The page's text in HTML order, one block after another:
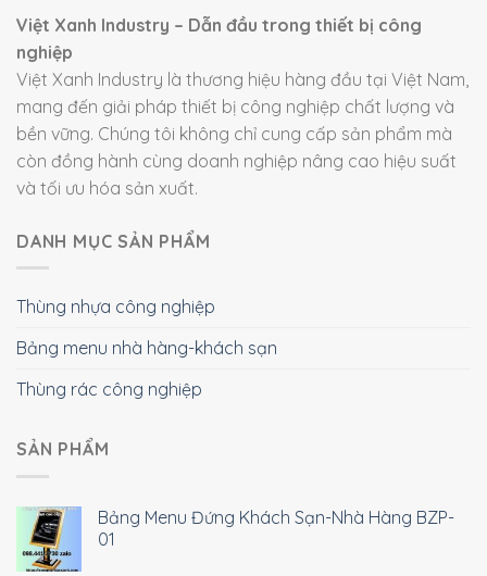
Việt Xanh Industry – Dẫn đầu trong thiết bị công
nghiệp
Việt Xanh Industry là thương hiệu hàng đầu tại Việt Nam,
mang đến giải pháp thiết bị công nghiệp chất lượng và
bền vững. Chúng tôi không chỉ cung cấp sản phẩm mà
còn đồng hành cùng doanh nghiệp nâng cao hiệu suất
và tối ưu hóa sản xuất.
DANH MỤC SẢN PHẨM
Thùng nhựa công nghiệp
Bảng menu nhà hàng-khách sạn
Thùng rác công nghiệp
SẢN PHẨM
Bảng Menu Đứng Khách Sạn-Nhà Hàng BZP-
01